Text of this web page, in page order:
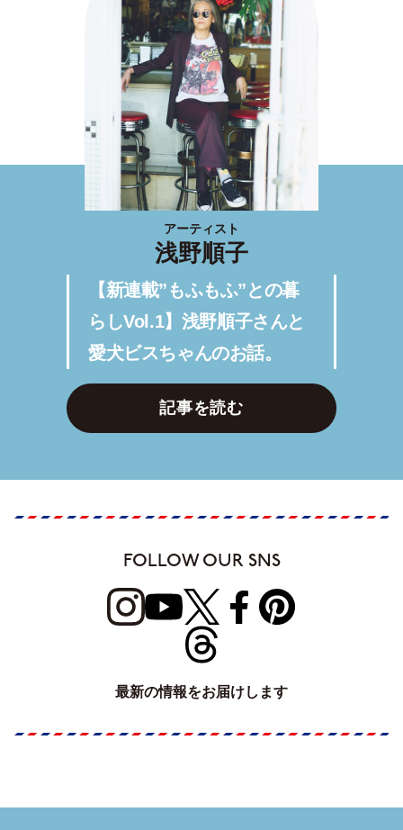
アーティスト
浅野順子
【新連載”もふもふ”との暮
らしVol.1】浅野順子さんと
愛犬ビスちゃんのお話。
記事を読む
FOLLOW OUR SNS
最新の情報をお届けします